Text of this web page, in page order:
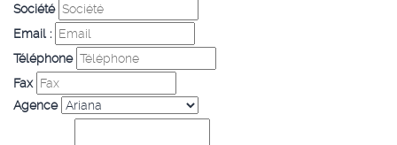
Société
Email :
Téléphone
Fax
Agence